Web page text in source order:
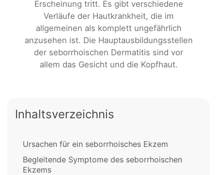
Erscheinung tritt. Es gibt verschiedene
Verläufe der Hautkrankheit, die im
allgemeinen als komplett ungefährlich
anzusehen ist. Die Hauptausbildungsstellen
der seborrhoischen Dermatitis sind vor
allem das Gesicht und die Kopfhaut.
Inhaltsverzeichnis
Ursachen für ein seborrhoisches Ekzem
Begleitende Symptome des seborrhoischen
Ekzems